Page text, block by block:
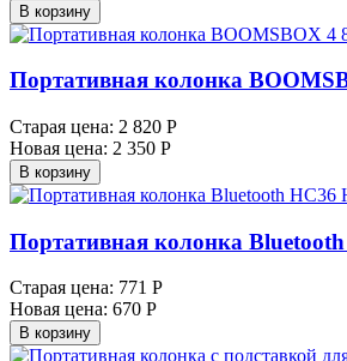
В корзину
Портативная колонка
Старая цена: 2 820 Р
Новая цена: 2 350 Р
В корзину
Портативная колонка
Старая цена: 771 Р
Новая цена: 670 Р
В корзину